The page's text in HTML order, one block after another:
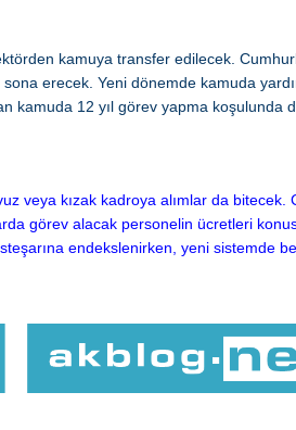
kamuya transfer edilecek.
erecek. Yeni dönemde kamuda
kamuda 12 yıl görev yapma koşulunda
kızak kadroya alımlar da bitecek.
görev alacak personelin ücretleri
endekslenirken, yeni sistemde